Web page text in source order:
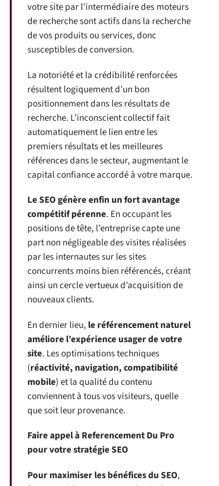
votre site par l’intermédiaire des moteurs
de recherche sont actifs dans la recherche
de vos produits ou services, donc
susceptibles de conversion.
La notoriété et la crédibilité renforcées
résultent logiquement d’un bon
positionnement dans les résultats de
recherche. L’inconscient collectif fait
automatiquement le lien entre les
premiers résultats et les meilleures
références dans le secteur, augmentant le
capital confiance accordé à votre marque.
Le SEO génère enfin un fort avantage
compétitif pérenne. En occupant les
positions de tête, l’entreprise capte une
part non négligeable des visites réalisées
par les internautes sur les sites
concurrents moins bien référencés, créant
ainsi un cercle vertueux d’acquisition de
nouveaux clients.
En dernier lieu, le référencement naturel
améliore l’expérience usager de votre
site. Les optimisations techniques
(réactivité, navigation, compatibilité
mobile) et la qualité du contenu
conviennent à tous vos visiteurs, quelle
que soit leur provenance.
Faire appel à Referencement Du Pro
pour votre stratégie SEO
Pour maximiser les bénéfices du SEO,